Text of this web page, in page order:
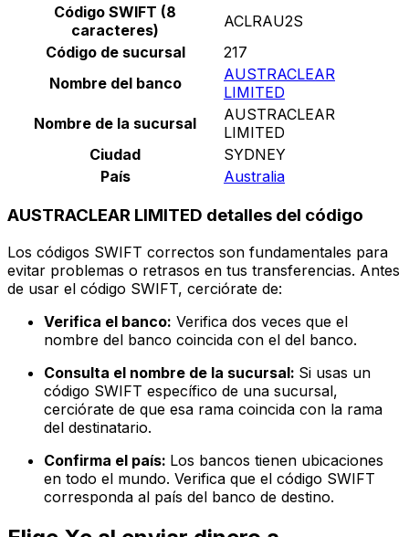
Código SWIFT (8
caracteres)
ACLRAU2S
Código de sucursal
217
Nombre del banco
AUSTRACLEAR
LIMITED
Nombre de la sucursal
AUSTRACLEAR
LIMITED
Ciudad
SYDNEY
País
Australia
AUSTRACLEAR LIMITED detalles del código
Los códigos SWIFT correctos son fundamentales para
evitar problemas o retrasos en tus transferencias. Antes
de usar el código SWIFT, cerciórate de:
Verifica el banco: Verifica dos veces que el
nombre del banco coincida con el del banco.
Consulta el nombre de la sucursal: Si usas un
código SWIFT específico de una sucursal,
cerciórate de que esa rama coincida con la rama
del destinatario.
Confirma el país: Los bancos tienen ubicaciones
en todo el mundo. Verifica que el código SWIFT
corresponda al país del banco de destino.